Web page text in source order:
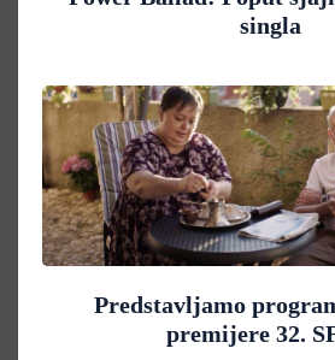
singla
Predstavljamo
premijere 32.